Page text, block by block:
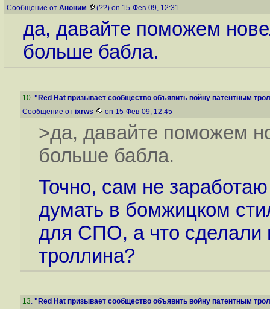
Сообщение от Аноним (??) on 15-Фев-09, 12:31
да, давайте поможем
больше бабла.
10. "Red Hat призывает сообщество объявить войну патентным
Сообщение от ixrws on 15-Фев-09, 12:45
>да, давайте поможем
больше бабла.
Точно, сам не
думать в бомжицком
для CПО, а что
троллина?
13. "Red Hat призывает сообщество объявить войну патентным